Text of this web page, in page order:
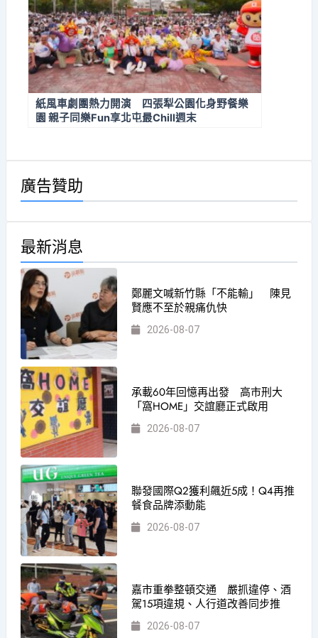
紙風車劇團熱力開演 四張犁公園化身野餐樂
園 親子同樂Fun享北屯最Chill週末
廣告贊助
最新消息
鄭麗文喊新竹縣「不能輸」 陳見
賢應不至於親痛仇快
2026-08-07
承載60年回憶再出發 高市刑大
「窩HOME」交誼廳正式啟用
2026-08-07
聯發國際Q2獲利飆近5成！Q4再推
餐食品牌添動能
2026-08-07
嘉市重拳整頓交通 嚴抓違停、酒
駕15項違規、人行道改善同步推
2026-08-07